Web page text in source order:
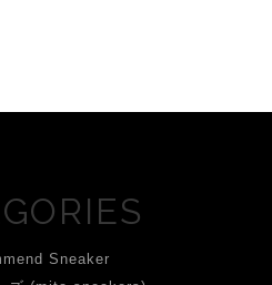
Sneaker